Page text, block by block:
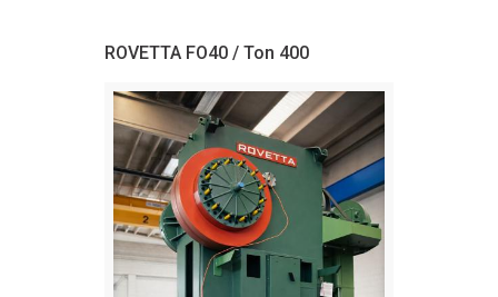
ROVETTA FO40 / Ton 400